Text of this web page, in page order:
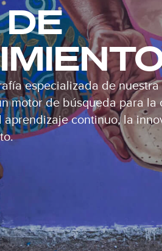
especializada de
motor de búsqueda para la
continuo, la